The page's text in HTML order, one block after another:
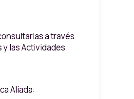
a través
y las Actividades
Aliada: